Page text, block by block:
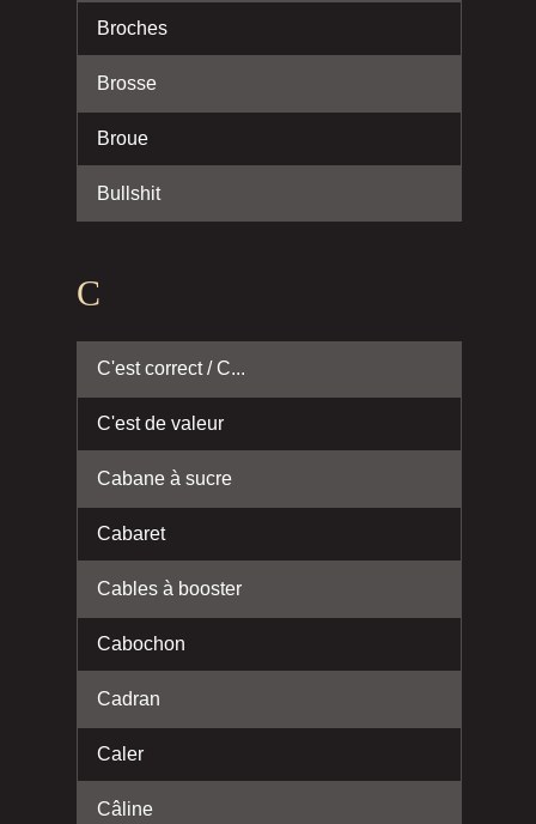
Broches
Brosse
Broue
Bullshit
C
C'est correct / C...
C'est de valeur
Cabane à sucre
Cabaret
Cables à booster
Cabochon
Cadran
Caler
Câline